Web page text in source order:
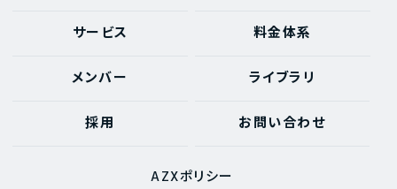
サービス 料金体系
メンバー ライブラリ
採用 お問い合わせ
AZXポリシー